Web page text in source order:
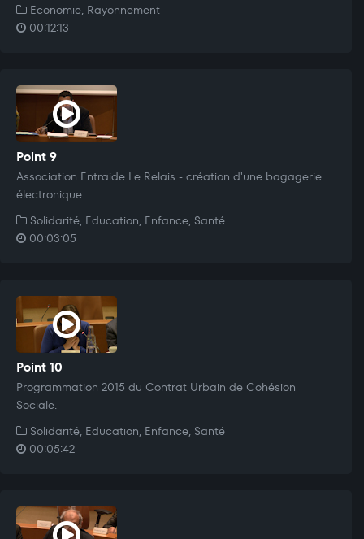
Economie, Rayonnement
00:12:13
Point 9
Association Entraide Le Relais - création d'une bagagerie
électronique.
Solidarité, Education, Enfance, Santé
00:03:05
Point 10
Programmation 2015 du Contrat Urbain de Cohésion
Sociale.
Solidarité, Education, Enfance, Santé
00:05:42